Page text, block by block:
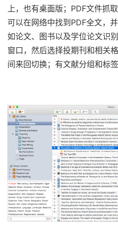
上，也有桌面版；PDF文件抓
可以在网络中找到PDF全文，
如论文、图书以及学位论文识
窗口，然后选择投期刊和相关
间来回切换；有文献分组和标